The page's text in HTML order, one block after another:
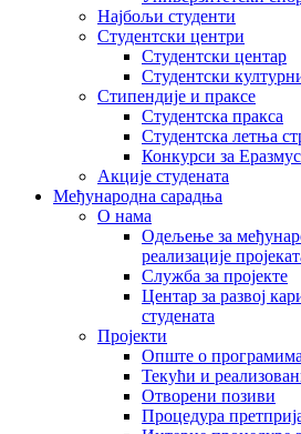
Најбољи студенти
Студентски центри
Студентски центар
Студентски
Стипендије и праксе
Студентска пракса
Студентска летња
Конкурси за
Акције студената
Међународна сарадња
О нама
Одељење за
реализације
Служба за пројекте
Центар за развој
студената
Пројекти
Опште о
Текући и
Отворени позиви
Процедура